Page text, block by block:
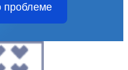
проблеме